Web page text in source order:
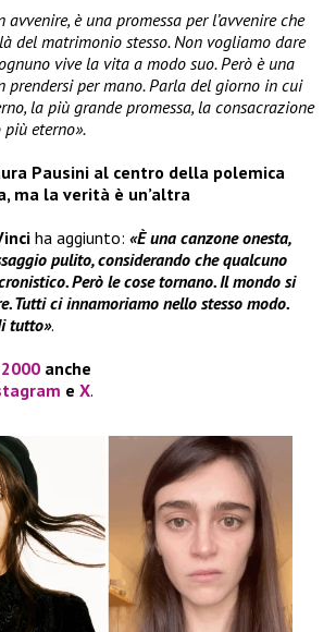
è una promessa per l’avvenire che
del matrimonio stesso. Non vogliamo dare
vive la vita a modo suo. Però è una
prendersi per mano. Parla del giorno in cui
la più grande promessa, la consacrazione
più eterno».
Pausini al centro della polemica
ma la verità è un’altra
ha aggiunto: «È una canzone onesta,
pulito, considerando che qualcuno
Però le cose tornano. Il mondo si
Tutti ci innamoriamo nello stesso modo.
tutto».
anche
e X.